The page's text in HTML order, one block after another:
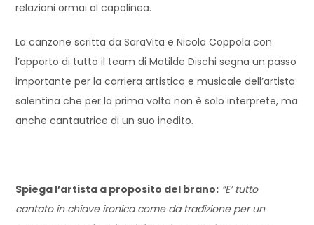
relazioni ormai al capolinea.
La canzone scritta da SaraVita e Nicola Coppola con
l’apporto di tutto il team di Matilde Dischi segna un passo
importante per la carriera artistica e musicale dell’artista
salentina che per la prima volta non è solo interprete, ma
anche cantautrice di un suo inedito.
Spiega l’artista a proposito del brano: “E’ tutto
cantato in chiave ironica come da tradizione per un